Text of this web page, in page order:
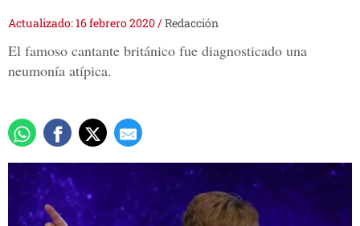
Actualizado: 16 febrero 2020/Redacción
El famoso cantante británico fue diagnosticado una
neumonía atípica.